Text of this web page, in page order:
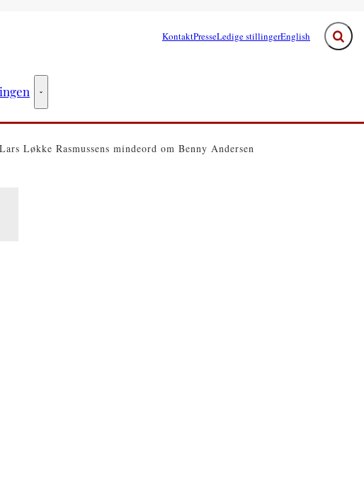
KontaktPresseLedige stillingerEnglish Fold
- Flere links
Regeringen - Flere links
Løkke Rasmussens mindeord om Benny Andersen